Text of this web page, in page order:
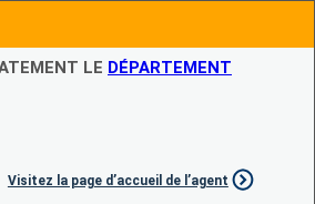
LE DÉPARTEMENT
Visitez la page d’accueil de l’agent